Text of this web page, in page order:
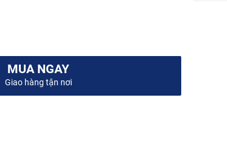
MUA NGAY
Giao hàng tận nơi